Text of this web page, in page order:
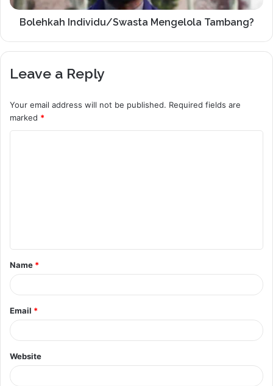
Bolehkah Individu/Swasta Mengelola Tambang?
Leave a Reply
Your email address will not be published. Required fields are
marked *
t
*
Name *
Email *
Website